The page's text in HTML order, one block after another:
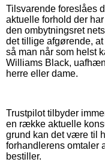
Tilsvarende foreslåes
aktuelle forhold der
den ombytningsret
det tillige afgørende,
så man når som helst
Williams Black,
herre eller dame.
Trustpilot tilbyder
en række aktuelle
grund kan det være til
forhandlerens omtaler
bestiller.